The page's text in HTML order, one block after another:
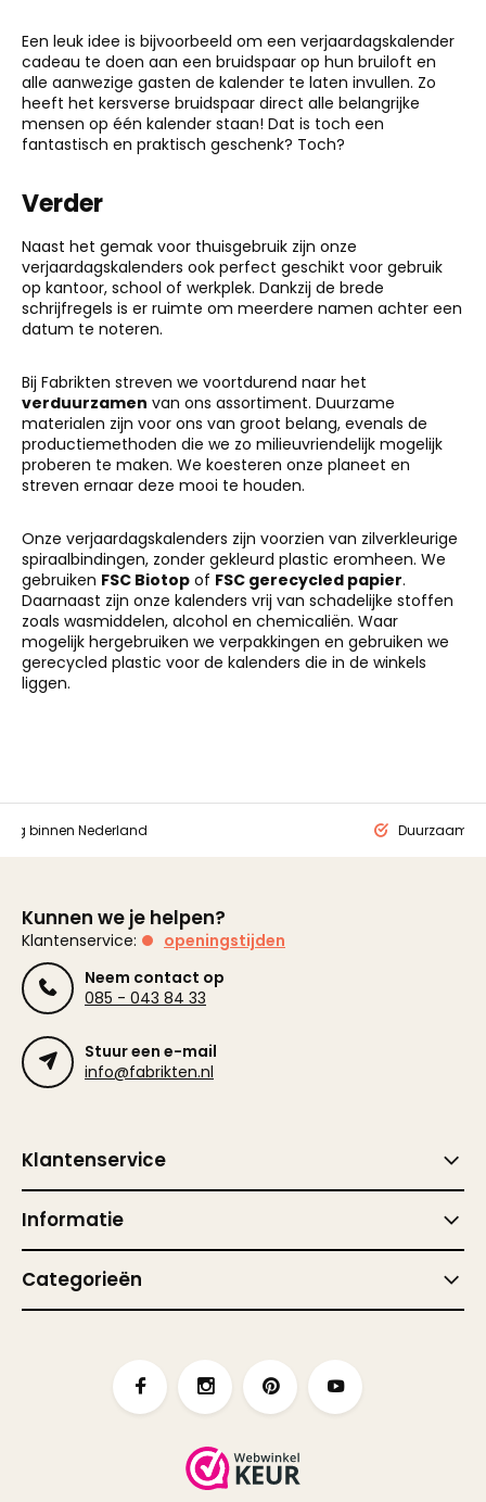
Een leuk idee is bijvoorbeeld om een verjaardagskalender
cadeau te doen aan een bruidspaar op hun bruiloft en
alle aanwezige gasten de kalender te laten invullen. Zo
heeft het kersverse bruidspaar direct alle belangrijke
mensen op één kalender staan! Dat is toch een
fantastisch en praktisch geschenk? Toch?
Verder
Naast het gemak voor thuisgebruik zijn onze
verjaardagskalenders ook perfect geschikt voor gebruik
op kantoor, school of werkplek. Dankzij de brede
schrijfregels is er ruimte om meerdere namen achter een
datum te noteren.
Bij Fabrikten streven we voortdurend naar het
verduurzamen van ons assortiment. Duurzame
materialen zijn voor ons van groot belang, evenals de
productiemethoden die we zo milieuvriendelijk mogelijk
proberen te maken. We koesteren onze planeet en
streven ernaar deze mooi te houden.
Onze verjaardagskalenders zijn voorzien van zilverkleurige
spiraalbindingen, zonder gekleurd plastic eromheen. We
gebruiken FSC Biotop of FSC gerecycled papier.
Daarnaast zijn onze kalenders vrij van schadelijke stoffen
zoals wasmiddelen, alcohol en chemicaliën. Waar
mogelijk hergebruiken we verpakkingen en gebruiken we
gerecycled plastic voor de kalenders die in de winkels
liggen.
binnen Nederland Duurzaam
Kunnen we je helpen?
Klantenservice:
openingstijden
Neem contact op
085 - 043 84 33
Stuur een e-mail
info@fabrikten.nl
Klantenservice
Informatie
Categorieën